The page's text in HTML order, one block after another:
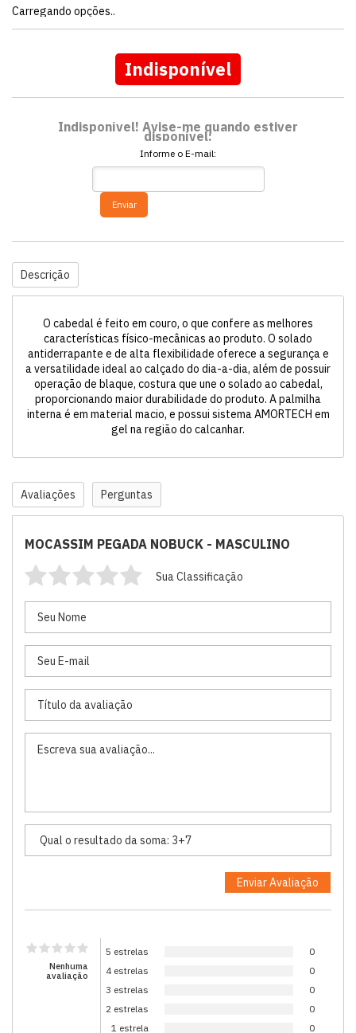
Carregando opções..
Indisponível
Indisponível! Avise-me quando estiver
disponível:
Informe o E-mail:
Enviar
Descrição
O cabedal é feito em couro, o que confere as melhores
características físico-mecânicas ao produto. O solado
antiderrapante e de alta flexibilidade oferece a segurança e
a versatilidade ideal ao calçado do dia-a-dia, além de possuir
operação de blaque, costura que une o solado ao cabedal,
proporcionando maior durabilidade do produto. A palmilha
interna é em material macio, e possui sistema AMORTECH em
gel na região do calcanhar.
Avaliações Perguntas
MOCASSIM PEGADA NOBUCK - MASCULINO
Sua Classificação
Nenhuma
avaliação
5 estrelas
0
4 estrelas
0
3 estrelas
0
2 estrelas
0
1 estrela
0